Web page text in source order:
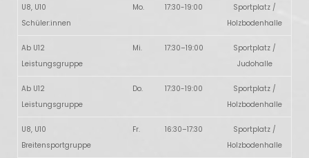
U8, U10
Schüler:innen
Mo. 17:30-19:00
Sportplatz /
Holzbodenhalle
Ab U12
Leistungsgruppe
Mi. 17:30–19:00
Sportplatz /
Judohalle
Ab U12
Leistungsgruppe
Do. 17:30-19:00
Sportplatz /
Holzbodenhalle
U8, U10
Breitensportgruppe
Fr. 16:30–17:30
Sportplatz /
Holzbodenhalle